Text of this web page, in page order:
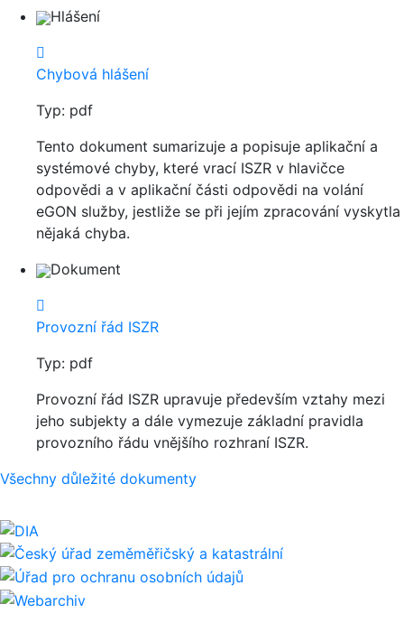
Hlášení
Chybová hlášení
Typ: pdf
Tento dokument sumarizuje a popisuje aplikační a
systémové chyby, které vrací ISZR v hlavičce
odpovědi a v aplikační části odpovědi na volání
eGON služby, jestliže se při jejím zpracování vyskytla
nějaká chyba.
Dokument
Provozní řád ISZR
Typ: pdf
Provozní řád ISZR upravuje především vztahy mezi
jeho subjekty a dále vymezuje základní pravidla
provozního řádu vnějšího rozhraní ISZR.
Všechny důležité dokumenty